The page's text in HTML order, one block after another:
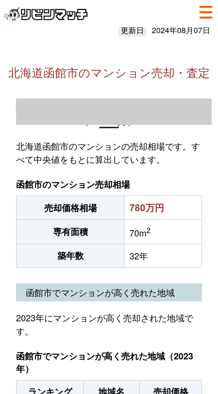
更新日 2024年08月07日
北海道函館市のマンション売却・査定
北海道函館市のマンション売却情報（2023
北海道函館市のマンションの売却相場です。す
べて中央値をもとに算出しています。
函館市のマンション売却相場
売却価格相場
780万円
専有面積 70m2
築年数 32年
函館市でマンションが高く売れた地域
2023年にマンションが高く売却された地域で
す。
函館市でマンションが高く売れた地域（2023
年）
ランキング
地域名
売却価格